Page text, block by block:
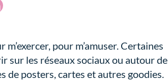
m’exercer, pour m’amuser. Certaines
sur les réseaux sociaux ou autour de
de posters, cartes et autres goodies.